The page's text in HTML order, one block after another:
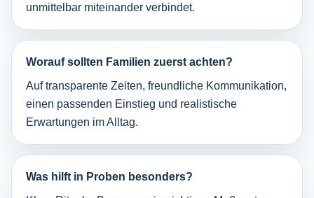
unmittelbar miteinander verbindet.
Worauf sollten Familien zuerst achten?
Auf transparente Zeiten, freundliche Kommunikation,
einen passenden Einstieg und realistische
Erwartungen im Alltag.
Was hilft in Proben besonders?